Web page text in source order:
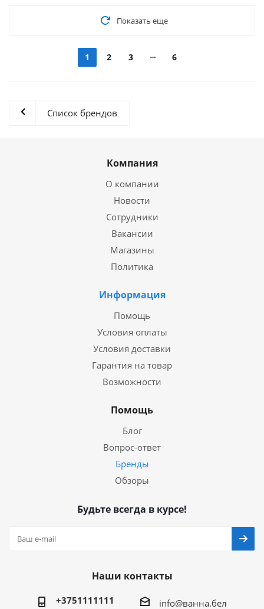
Показать еще
1 2 3 6
Список брендов
Компания
О компании
Новости
Сотрудники
Вакансии
Магазины
Политика
Информация
Помощь
Условия оплаты
Условия доставки
Гарантия на товар
Возможности
Помощь
Блог
Вопрос-ответ
Бренды
Обзоры
Будьте всегда в курсе!
Наши контакты
+3751111111 info@ванна.бел